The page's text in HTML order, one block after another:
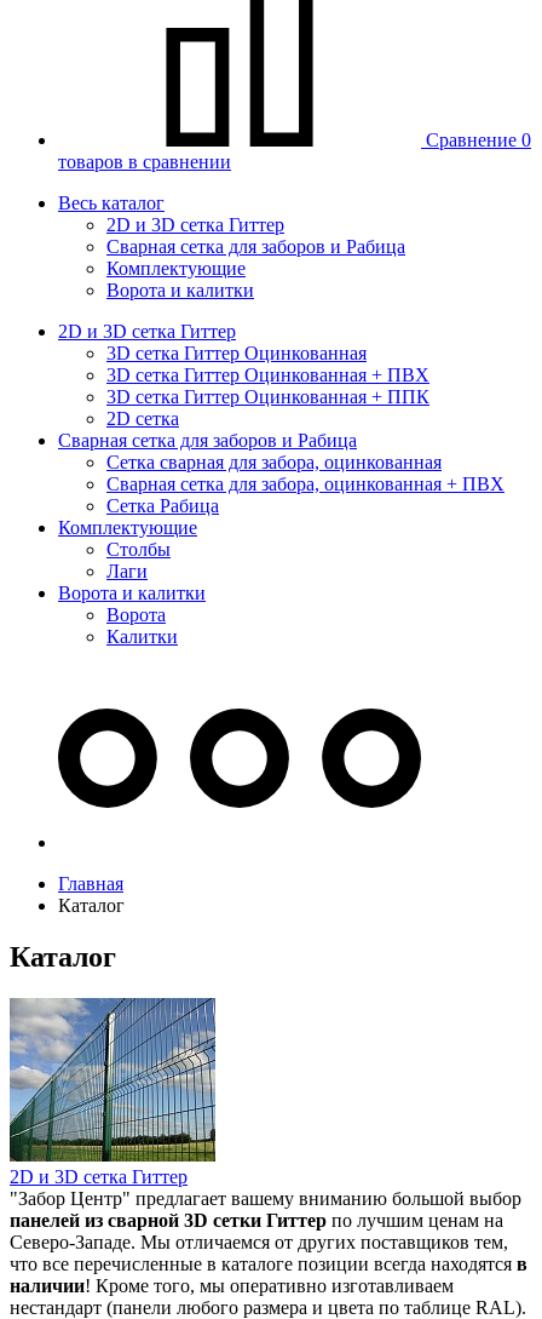
Сравнение 0
товаров в сравнении
Весь каталог
2D и 3D сетка Гиттер
Сварная сетка для заборов и Рабица
Комплектующие
Ворота и калитки
2D и 3D сетка Гиттер
3D сетка Гиттер Оцинкованная
3D сетка Гиттер Оцинкованная + ПВХ
3D сетка Гиттер Оцинкованная + ППК
2D сетка
Сварная сетка для заборов и Рабица
Сетка сварная для забора, оцинкованная
Сварная сетка для забора, оцинкованная + ПВХ
Сетка Рабица
Комплектующие
Столбы
Лаги
Ворота и калитки
Ворота
Калитки
Главная
Каталог
Каталог
2D и 3D сетка Гиттер
"Забор Центр" предлагает вашему вниманию большой выбор
панелей из сварной 3D сетки Гиттер по лучшим ценам на
Северо-Западе. Мы отличаемся от других поставщиков тем,
что все перечисленные в каталоге позиции всегда находятся в
наличии! Кроме того, мы оперативно изготавливаем
нестандарт (панели любого размера и цвета по таблице RAL).